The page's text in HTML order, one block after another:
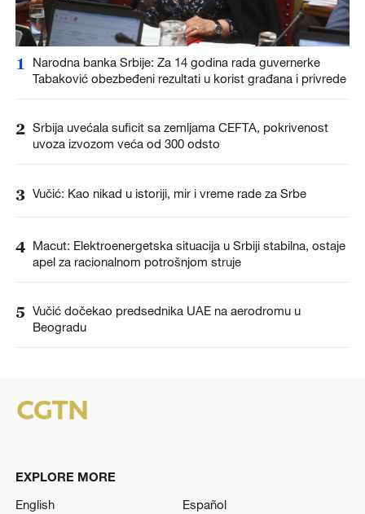
1
Narodna banka Srbije: Za 14 godina rada guvernerke
Tabaković obezbeđeni rezultati u korist građana i privrede
2 Srbija uvećala suficit sa zemljama CEFTA, pokrivenost
uvoza izvozom veća od 300 odsto
3 Vučić: Kao nikad u istoriji, mir i vreme rade za Srbe
4 Macut: Elektroenergetska situacija u Srbiji stabilna, ostaje
apel za racionalnom potrošnjom struje
5 Vučić dočekao predsednika UAE na aerodromu u
Beogradu
EXPLORE MORE
English
Español